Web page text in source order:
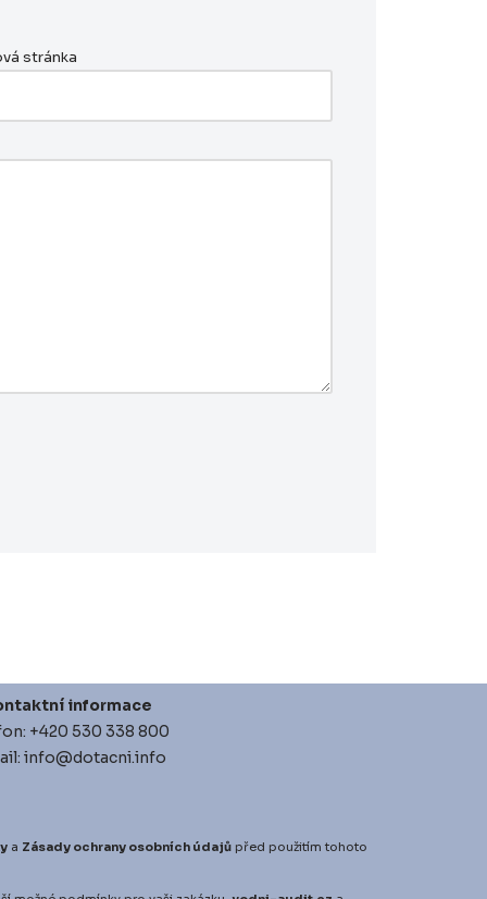
stránka
informace
+420 530 338 800
info@dotacni.info
a Zásady ochrany osobních údajůpřed použitím tohoto